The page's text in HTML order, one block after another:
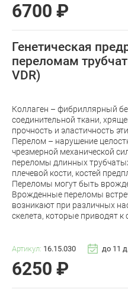
6700 ₽
Генетическая
переломам
VDR)
Коллаген – фибриллярный
соединительной ткани,
прочность и эластичность
Перелом – нарушение
чрезмерной механической
переломы длинных
плечевой кости, костей
Переломы могут быть
Врожденные переломы
возникают при различных
скелета, которые приводят к
Артикул: 16.15.030 до 11
6250 ₽